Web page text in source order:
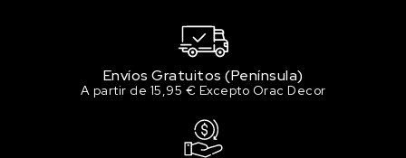
Envíos Gratuitos (Península)
A partir de 15,95 € Excepto Orac Decor